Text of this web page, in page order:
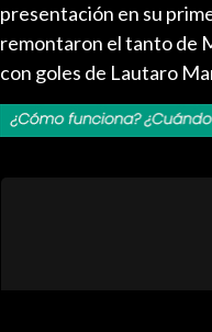
presentación en su
remontaron el tanto de
con goles de Lautaro